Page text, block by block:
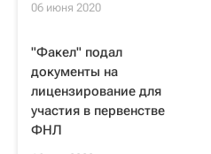
06 июня 2020
"Факел" подал
документы на
лицензирование для
участия в первенстве
ФНЛ